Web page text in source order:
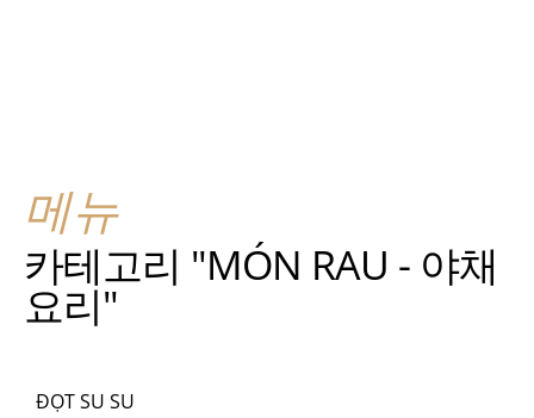
메뉴
카테고리 "MÓN RAU - 야채
요리"
ĐỌT SU SU